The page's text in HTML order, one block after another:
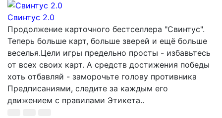
Свинтус 2.0
Продолжение карточного бестселлера "Свинтус".
Теперь больше карт, больше зверей и ещё больше
веселья.Цели игры предельно просты - избавьтесь
от всех своих карт. А средств достижения победы
хоть отбавляй - заморочьте голову противника
Предписаниями, следите за каждым его
движением с правилами Этикета..